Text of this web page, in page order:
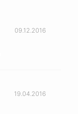
09.12.2016
19.04.2016